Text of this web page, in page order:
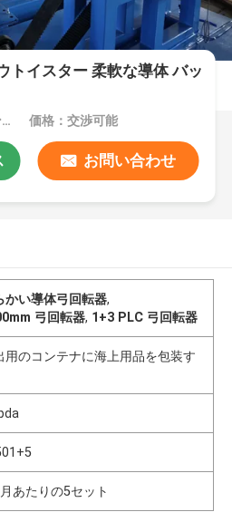
トイスター 柔軟な導体 バッ
MOQ：1セット (ストランディングホストは別々に注文できます) 価格：交渉可能
お問い合わせ
かい導体弓回転器,
弓回転器, 1+3 PLC 弓回転器
用のコンテナに海上用品を包装す
あたりの5セット